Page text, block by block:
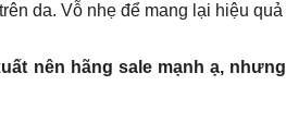
da. Vỗ nhẹ để mang lại hiệu
nên hãng sale mạnh ạ,